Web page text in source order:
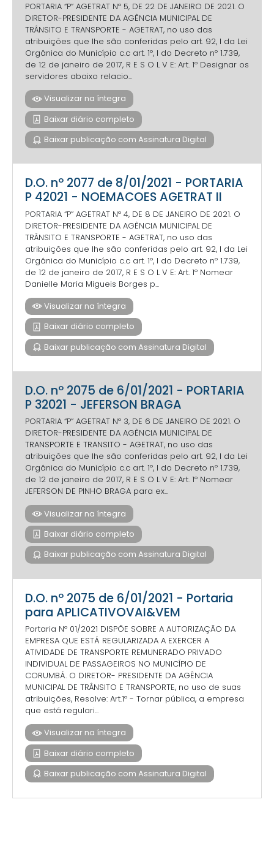
PORTARIA “P” AGETRAT Nº 5, DE 22 DE JANEIRO DE 2021. O
DIRETOR-PRESIDENTE DA AGÊNCIA MUNICIPAL DE
TRÂNSITO E TRANSPORTE - AGETRAT, no uso das
atribuições que lhe são conferidas pelo art. 92, I da Lei
Orgânica do Município c.c art. 1º, I do Decreto nº 1.739,
de 12 de janeiro de 2017, R E S O L V E: Art. 1º Designar os
servidores abaixo relacio...
Visualizar na íntegra
Baixar diário completo
Baixar publicação com Assinatura Digital
D.O. nº 2077 de 8/01/2021 - PORTARIA
P 42021 - NOEMACOES AGETRAT II
PORTARIA “P” AGETRAT Nº 4, DE 8 DE JANEIRO DE 2021. O
DIRETOR-PRESIDENTE DA AGÊNCIA MUNICIPAL DE
TRÂNSITO E TRANSPORTE - AGETRAT, no uso das
atribuições que lhe são conferidas pelo art. 92, I da Lei
Orgânica do Município c.c art. 1º, I do Decreto nº 1.739,
de 12 de janeiro de 2017, R E S O L V E: Art. 1º Nomear
Danielle Maria Migueis Borges p...
Visualizar na íntegra
Baixar diário completo
Baixar publicação com Assinatura Digital
D.O. nº 2075 de 6/01/2021 - PORTARIA
P 32021 - JEFERSON BRAGA
PORTARIA “P” AGETRAT Nº 3, DE 6 DE JANEIRO DE 2021. O
DIRETOR-PRESIDENTE DA AGÊNCIA MUNICIPAL DE
TRANSPORTE E TRANSITO - AGETRAT, no uso das
atribuições que lhe são conferidas pelo art. 92, I da Lei
Orgânica do Município c.c art. 1º, I do Decreto nº 1.739,
de 12 de janeiro de 2017, R E S O L V E: Art. 1º Nomear
JEFERSON DE PINHO BRAGA para ex...
Visualizar na íntegra
Baixar diário completo
Baixar publicação com Assinatura Digital
D.O. nº 2075 de 6/01/2021 - Portaria
para APLICATIVOVAI&VEM
Portaria Nº 01/2021 DISPÕE SOBRE A AUTORIZAÇÃO DA
EMPRESA QUE ESTÁ REGULARIZADA A EXERCER A
ATIVIDADE DE TRANSPORTE REMUNERADO PRIVADO
INDIVIDUAL DE PASSAGEIROS NO MUNICÍPIO DE
CORUMBÁ. O DIRETOR- PRESIDENTE DA AGÊNCIA
MUNICIPAL DE TRÂNSITO E TRANSPORTE, no uso de suas
atribuições, Resolve: Art.1º - Tornar pública, a empresa
que está regulari...
Visualizar na íntegra
Baixar diário completo
Baixar publicação com Assinatura Digital